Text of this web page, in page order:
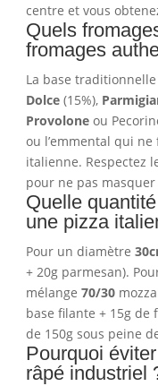
centre et vous
Quels
fromages
La base traditionnelle
Dolce(15%),
Provoloneou
ou l’emmental qui
italienne. Respectez
pour ne pas
Quelle
une pizza
Pour un diamètre
+ 20g parmesan).
mélange 70/30
base filante + 15g de
de 150g sous peine
Pourquoi
râpé industriel